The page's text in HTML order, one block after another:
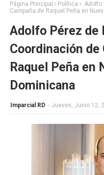
Página Principal Política
Adolfo
Campaña de Raquel Peña en
Adolfo Pérez de
Coordinación de
Raquel Peña en
Dominicana
Imparcial RD - Jueves, Junio 12,